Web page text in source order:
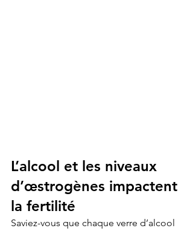
L’alcool et les niveaux
d’œstrogènes impactent
la fertilité
Saviez-vous que chaque verre d’alcool